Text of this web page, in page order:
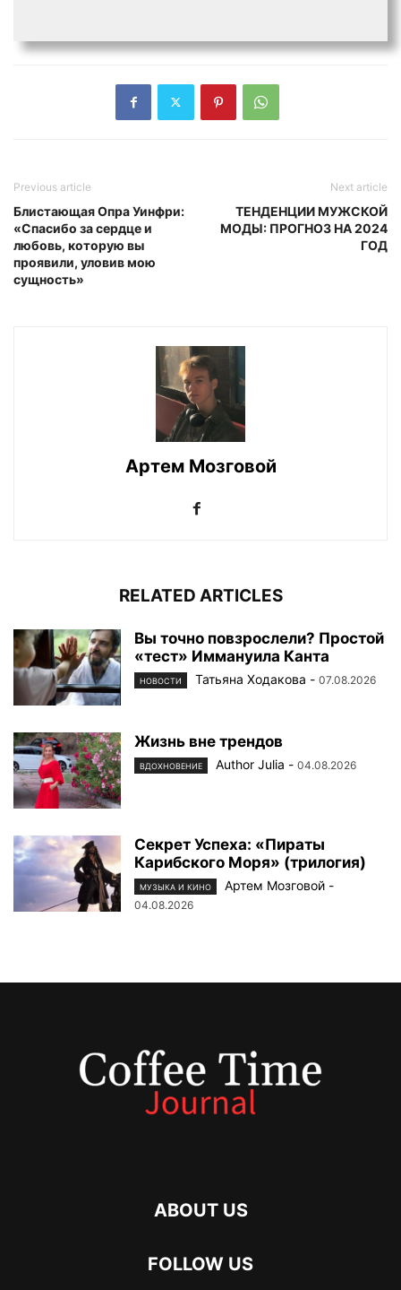
Previous article
Блистающая Опра Уинфри:
«Спасибо за сердце и
любовь, которую вы
проявили, уловив мою
сущность»
Next article
ТЕНДЕНЦИИ МУЖСКОЙ
МОДЫ: ПРОГНОЗ НА 2024
ГОД
Артем Мозговой
RELATED ARTICLES
Вы точно повзрослели? Простой
«тест» Иммануила Канта
НОВОСТИ Татьяна Ходакова - 07.08.2026
Жизнь вне трендов
ВДОХНОВЕНИЕ Author Julia - 04.08.2026
Секрет Успеха: «Пираты
Карибского Моря» (трилогия)
МУЗЫКА И КИНО Артем Мозговой -
04.08.2026
ABOUT US
FOLLOW US